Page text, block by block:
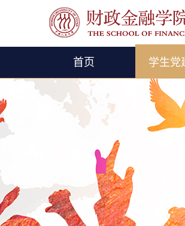
首页 学生党